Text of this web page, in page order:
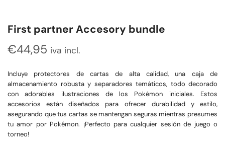
First partner Accesory bundle
€44,95 iva incl.
Incluye protectores de cartas de alta calidad, una caja de
almacenamiento robusta y separadores temáticos, todo decorado
con adorables ilustraciones de los Pokémon iniciales. Estos
accesorios están diseñados para ofrecer durabilidad y estilo,
asegurando que tus cartas se mantengan seguras mientras presumes
tu amor por Pokémon. ¡Perfecto para cualquier sesión de juego o
torneo!